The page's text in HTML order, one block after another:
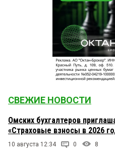
СВЕЖИЕ НОВОСТИ
Омских бухгалтеров
«Страховые взносы в 2026
10 августа 12:34 0 8